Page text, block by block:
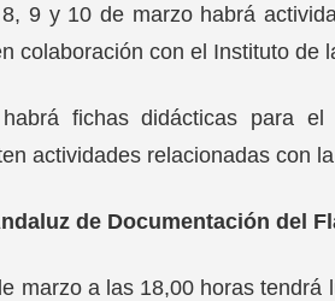
9 y 10 de marzo habrá
colaboración con el Instituto de
habrá fichas didácticas para
actividades relacionadas con
de Documentación del
marzo a las 18,00 horas